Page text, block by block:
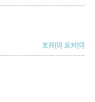
支持[0] 反对[0]